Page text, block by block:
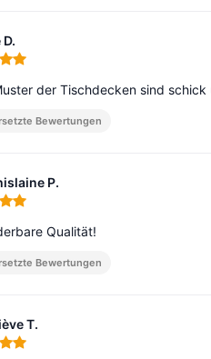
5 von 5
der Tischdecken sind
Bewertungen
P.
5 von 5
Qualität!
Bewertungen
T.
5 von 5